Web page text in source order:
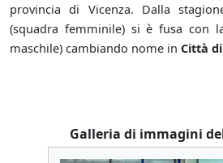
provincia di Vicenza. Dalla
(squadra femminile) si è fusa con
maschile) cambiando nome in Città
Galleria di immagini